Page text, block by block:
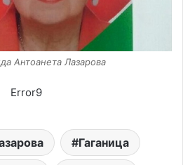
Антоанета Лазарова
Error9
Гаганица